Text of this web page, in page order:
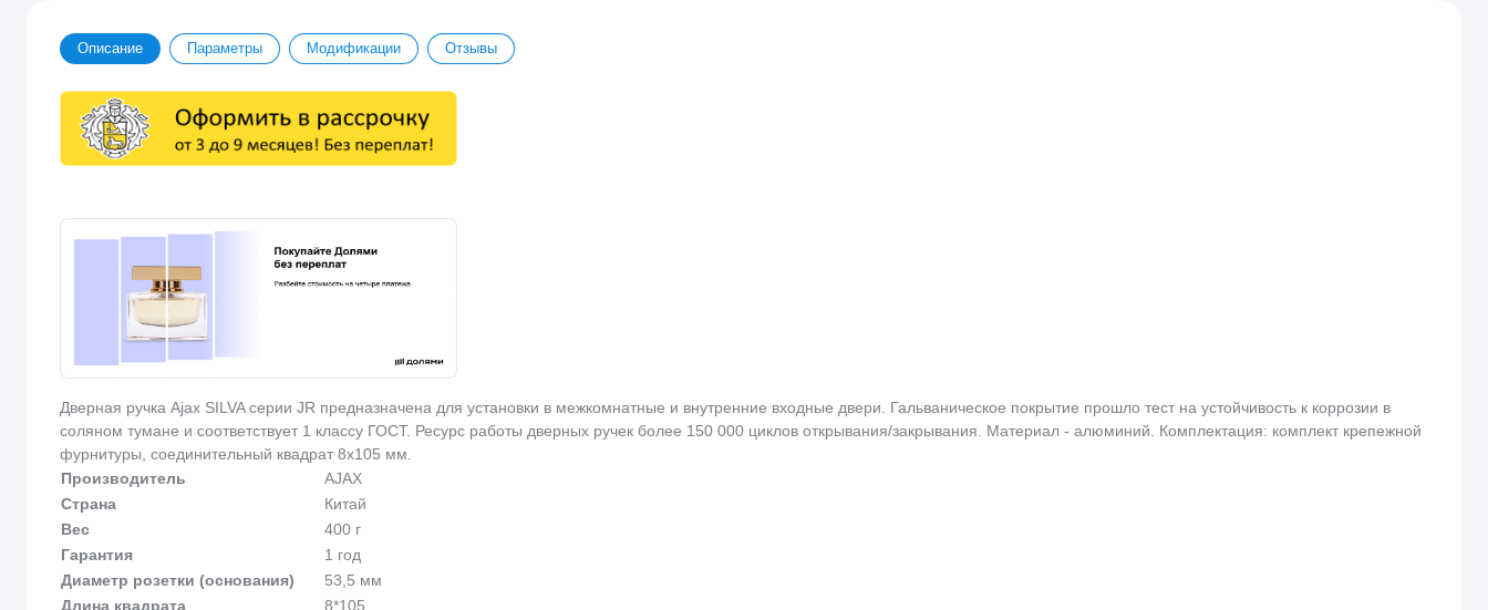
Описание Параметры Модификации Отзывы
Дверная ручка Ajax SILVA серии JR предназначена для установки в межкомнатные и внутренние входные двери. Гальваническое покрытие прошло тест на устойчивость к коррозии в
соляном тумане и соответствует 1 классу ГОСТ. Ресурс работы дверных ручек более 150 000 циклов открывания/закрывания. Материал - алюминий. Комплектация: комплект крепежной
фурнитуры, соединительный квадрат 8x105 мм.
Производитель
AJAX
Страна
Китай
Вес
400 г
Гарантия
1 год
Диаметр розетки (основания)
53,5 мм
Длина квадрата
8*105